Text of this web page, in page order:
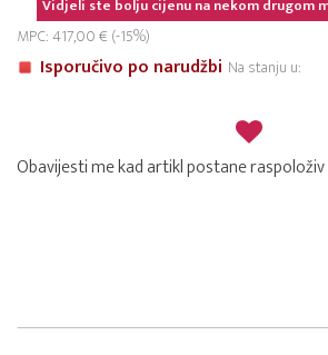
Vidjeli ste bolju cijenu na nekom drugom
MPC: 417,00 € (-15%)
Isporučivo po narudžbi Na stanju u:
Obavijesti me kad artikl postane raspoloživ